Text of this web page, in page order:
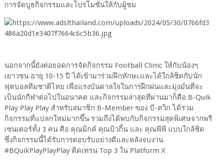
การจัดบูธกิจกรรมและโปรโมชั่นให้กับผู้ชม
นอกจากนี้ยังต่อยอดการจัดกิจกรรม Football Clinic ให้กับน้องๆ
เยาวชน อายุ 10-15 ปี ได้เข้ามาร่วมฝึกทักษะและได้ใกล้ชิดกับนัก
ฟุตบอลทีมชาติไทย เพื่อแรงบันดาลใจในการฝึกฝนและมุ่งมั่นที่จะ
เป็นนักกีฬาต่อไปในอนาคต และกิจกรรมล่าสุดที่ผ่านมาก็คือ B-Quik
Play Play Play สำหรับสมาชิก B-Member ของ บี-ควิก ได้ร่วม
กิจกรรมที่แปลกใหม่มากขึ้น รวมถึงได้พบกับกิจกรรมสุดพิเศษจากพรี
เซนเตอร์ทั้ง 3 คน คือ คุณมิกค์ คุณบิวกิ้น และ คุณพีพี แบบใกล้ชิด
ซึ่งกิจกรรมนี้ได้รับการตอบรับอย่างดีและหลังจบงาน
#BQuikPlayPlayPlay ติดเทรน Top 3 ใน Platform X